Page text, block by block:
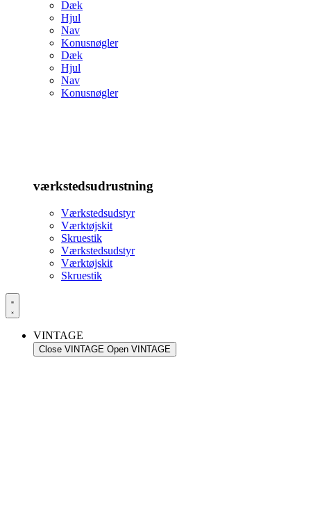
Dæk
Hjul
Nav
Konusnøgler
Dæk
Hjul
Nav
Konusnøgler
værkstedsudrustning
Værkstedsudstyr
Værktøjskit
Skruestik
Værkstedsudstyr
Værktøjskit
Skruestik
VINTAGE
Close VINTAGE Open VINTAGE